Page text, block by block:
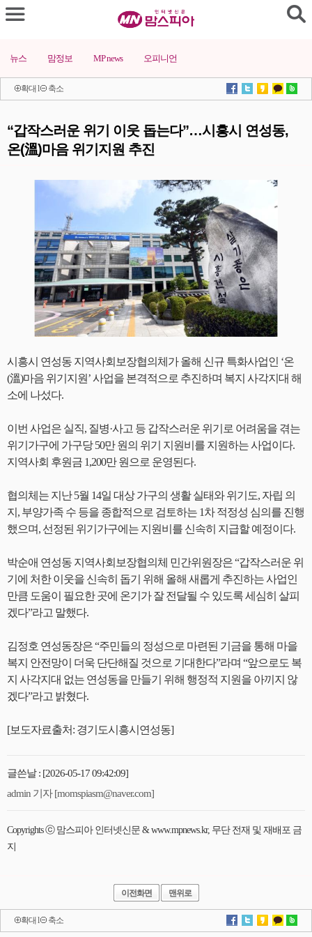
뉴스 맘정보 MP news 오피니언
확대 l 축소
“갑작스러운 위기 이웃 돕는다”…시흥시 연성동,
온(溫)마음 위기지원 추진
시흥시 연성동 지역사회보장협의체가 올해 신규 특화사업인 ‘온
(溫)마음 위기지원’ 사업을 본격적으로 추진하며 복지 사각지대 해
소에 나섰다.
이번 사업은 실직, 질병·사고 등 갑작스러운 위기로 어려움을 겪는
위기가구에 가구당 50만 원의 위기 지원비를 지원하는 사업이다.
지역사회 후원금 1,200만 원으로 운영된다.
협의체는 지난 5월 14일 대상 가구의 생활 실태와 위기도, 자립 의
지, 부양가족 수 등을 종합적으로 검토하는 1차 적정성 심의를 진행
했으며, 선정된 위기가구에는 지원비를 신속히 지급할 예정이다.
박순애 연성동 지역사회보장협의체 민간위원장은 “갑작스러운 위
기에 처한 이웃을 신속히 돕기 위해 올해 새롭게 추진하는 사업인
만큼 도움이 필요한 곳에 온기가 잘 전달될 수 있도록 세심히 살피
겠다”라고 말했다.
김정호 연성동장은 “주민들의 정성으로 마련된 기금을 통해 마을
복지 안전망이 더욱 단단해질 것으로 기대한다”라며 “앞으로도 복
지 사각지대 없는 연성동을 만들기 위해 행정적 지원을 아끼지 않
겠다”라고 밝혔다.
[보도자료출처: 경기도시흥시연성동]
글쓴날 : [2026-05-17 09:42:09]
admin 기자 [momspiasm@naver.com]
Copyrights ⓒ 맘스피아 인터넷신문 & www.mpnews.kr, 무단 전재 및 재배포 금
지
이전화면 맨위로
확대l 축소